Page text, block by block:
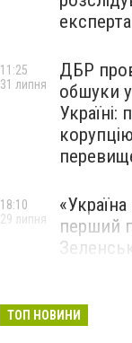
ДБР
обшуки
Україні:
11:25
31 липня
перший
18:10
29 липня
ТОП НОВИНИ